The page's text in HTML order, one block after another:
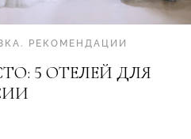
. РЕКОМЕНДАЦИИ
5 ОТЕЛЕЙ ДЛЯ